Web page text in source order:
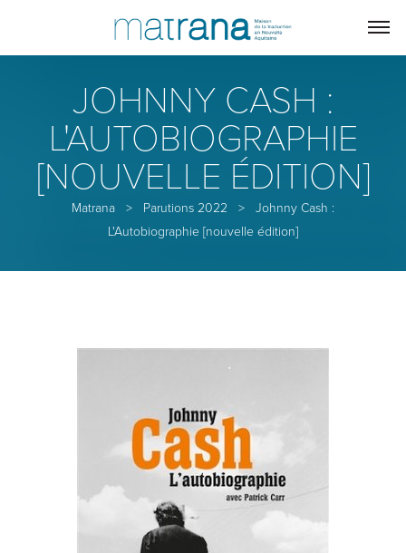
JOHNNY CASH :
L'AUTOBIOGRAPHIE
[NOUVELLE ÉDITION]
Matrana > Parutions 2022 >
Johnny Cash :
L'Autobiographie [nouvelle édition]